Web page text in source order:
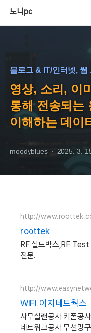
노니pc
블로그 & IT/인터넷, 웹
영상, 소리, 이
통해 전송되는
이해하는 데이
moodyblues 2025. 3.
http://
roottek
RF 실드박스,RF
전문.
http://
WIFI 이지네트웍스
사무실랜공사 키폰공
네트워크공사 무선망